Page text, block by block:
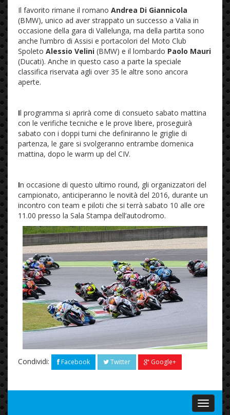
Il favorito rimane il romano Andrea Di Giannicola
(BMW), unico ad aver strappato un successo a Valia in
occasione della gara di Vallelunga, ma della partita sono
anche l’umbro di Assisi e portacolori del Moto Club
Spoleto Alessio Velini (BMW) e il lombardo Paolo Mauri
(Ducati). Anche in questo caso a parte la speciale
classifica riservata agli over 35 le altre sono ancora
aperte.
Il programma si aprirà come di consueto sabato mattina
con le verifiche tecniche e le prove libere, proseguirà
sabato con i doppi turni che definiranno le griglie di
partenza, le gare si svolgeranno entrambe domenica
mattina, dopo le warm up del CIV.
In occasione di questo ultimo round, gli organizzatori del
campionato, anticiperanno le novità del 2016, durante un
incontro con team e piloti che si terrà sabato 10 alle ore
11.00 presso la Sala Stampa dell’autodromo.
Condividi: Facebook Twitter Google+
Menu